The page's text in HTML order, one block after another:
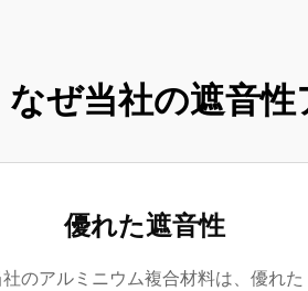
なぜ当社の遮音
優れた遮音性
社のアルミニウム複合材料は、優れた